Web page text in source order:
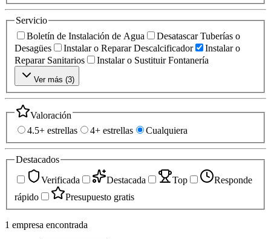
Servicio
Boletín de Instalación de Agua
Desatascar Tuberías o
Desagües
Instalar o Reparar Descalcificador
Instalar o
Reparar Sanitarios
Instalar o Sustituir Fontanería
Ver más (3)
Valoración
4.5+ estrellas
4+ estrellas Cualquiera
Destacados
Verificada
Destacada Top
Responde
rápido
Presupuesto gratis
1 empresa encontrada